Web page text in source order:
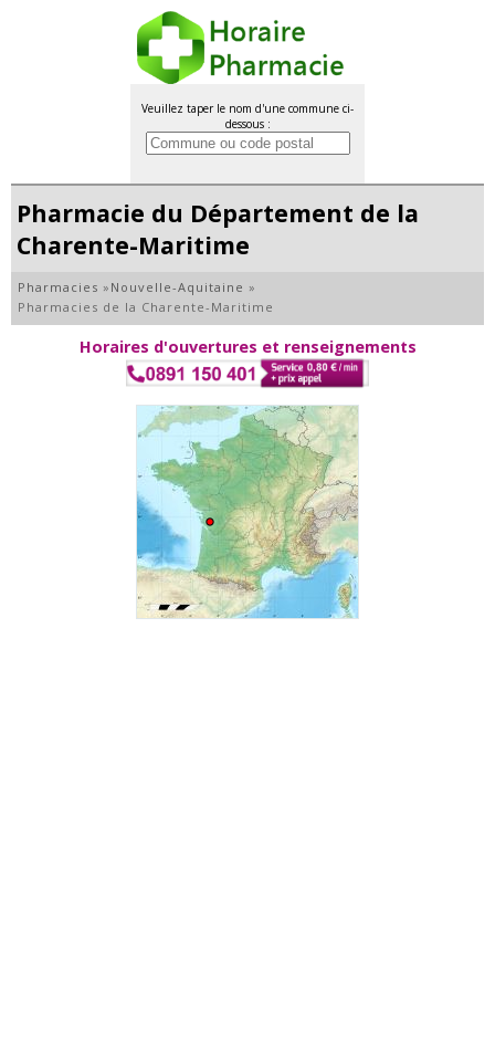
Veuillez taper le nom d'une commune ci-
dessous :
Pharmacie du Département de la
Charente-Maritime
Pharmacies » Nouvelle-Aquitaine »
Pharmacies de la Charente-Maritime
Horaires d'ouvertures et renseignements